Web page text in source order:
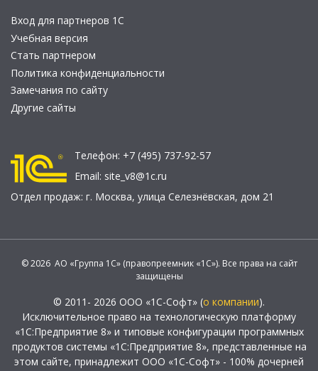
Вход для партнеров 1С
Учебная версия
Стать партнером
Политика конфиденциальности
Замечания по сайту
Другие сайты
Телефон: +7 (495) 737-92-57
Email: site_v8@1c.ru
Отдел продаж: г. Москва, улица Селезнёвская, дом 21
© 2026 АО «Группа 1С» (правопреемник «1С»). Все права на сайт
защищены
© 2011- 2026 ООО «1С-Софт» (о компании).
Исключительное право на технологическую платформу
«1С:Предприятие 8» и типовые конфигурации программных
продуктов системы «1С:Предприятие 8», представленные на
этом сайте, принадлежит ООО «1С-Софт» - 100% дочерней